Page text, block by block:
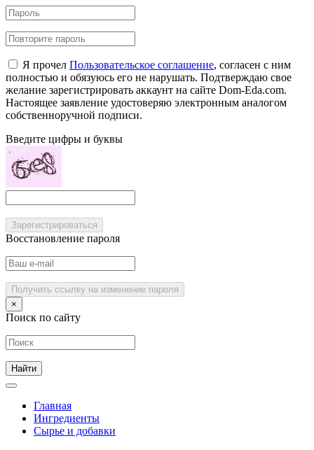
Я прочел Пользовательское соглашение, согласен с ним
полностью и обязуюсь его не нарушать. Подтверждаю свое
желание зарегистрировать аккаунт на сайте Dom-Eda.com.
Настоящее заявление удостоверяю электронным аналогом
собственноручной подписи.
Введите цифры и буквы
Зарегистрироваться
Восстановление пароля
Получить ссылку на изменение пароля
×
Поиск по сайту
Главная
Ингредиенты
Сырье и добавки